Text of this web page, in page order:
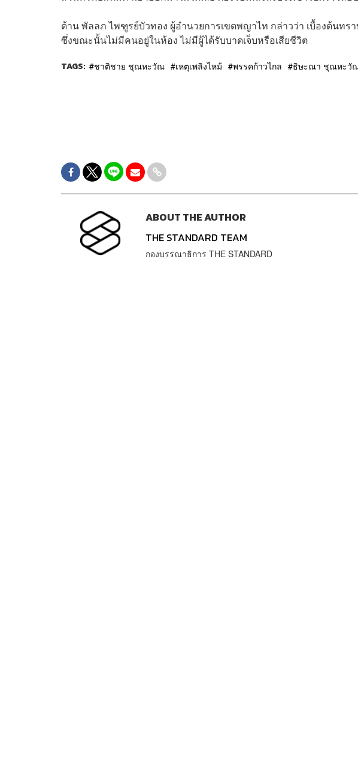
ด้าน พัลลภ ไพฑูรย์บัวทอง ผู้อำนวยการเขตพญาไท กล่าวว่า เบื้องต้นทร
ซึ่งขณะนั้นไม่มีคนอยู่ในห้อง ไม่มีผู้ได้รับบาดเจ็บหรือเสียชีวิต
TAGS: ชาติชาย ชุณหะวัณ เหตุเพลิงไหม้ พรรคก้าวไกล ธิษะณา ชุณหะวั
ABOUT THE AUTHOR
THE STANDARD TEAM
กองบรรณาธิการ THE STANDARD